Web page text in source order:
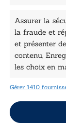
Assurer la
la fraude et
et présenter
contenu,
les choix en
Gérer 1410
Sciences
Pratique
Le Petit Lys
Données légales
Conditions
Politique de
Mentions
Jeux concours